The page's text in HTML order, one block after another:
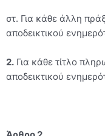
στ. Για κάθε άλλη
αποδεικτικού
2. Για κάθε τίτλο
αποδεικτικού